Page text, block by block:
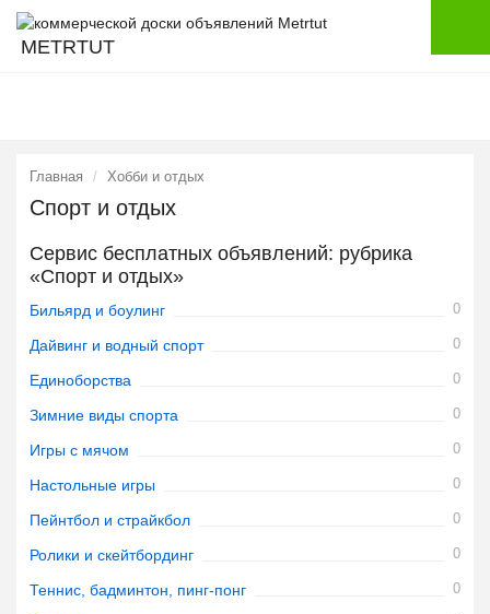
METRTUT
Главная Хобби и отдых
Спорт и отдых
Сервис бесплатных объявлений: рубрика
«Спорт и отдых»
Бильярд и боулинг 0
Дайвинг и водный спорт 0
Единоборства 0
Зимние виды спорта 0
Игры с мячом 0
Настольные игры 0
Пейнтбол и страйкбол 0
Ролики и скейтбординг 0
Теннис, бадминтон, пинг-понг 0